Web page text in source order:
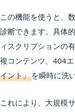
この機能を使うと、
診断できます。具体
ィスクリプションの
複コンテンツ、404
イント」 を瞬時に洗
これにより、大規模